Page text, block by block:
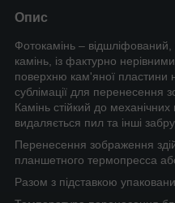
Опис
Фотокамінь –
камінь, із фактурно
поверхню кам'яної пластини
сублімації для перенесення
Камінь стійкий до
видаляється пил та інші
Перенесення зображення
планшетного термопресса
Разом з підставкою